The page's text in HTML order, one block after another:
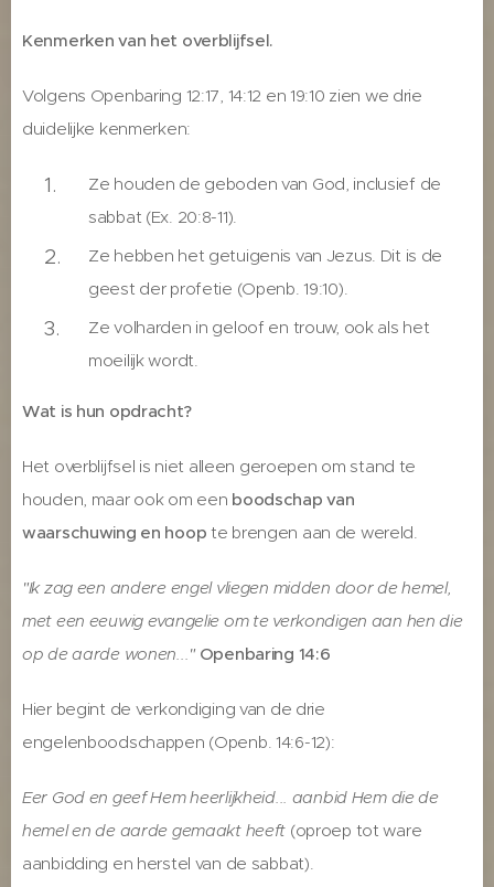
Kenmerken van het overblijfsel.
Volgens Openbaring 12:17, 14:12 en 19:10 zien we drie
duidelijke kenmerken:
Ze houden de geboden van God, inclusief de
sabbat (Ex. 20:8-11).
Ze hebben het getuigenis van Jezus. Dit is de
geest der profetie (Openb. 19:10).
Ze volharden in geloof en trouw, ook als het
moeilijk wordt.
Wat is hun opdracht?
Het overblijfsel is niet alleen geroepen om stand te
houden, maar ook om een boodschap van
waarschuwing en hoop te brengen aan de wereld.
"Ik zag een andere engel vliegen midden door de hemel,
met een eeuwig evangelie om te verkondigen aan hen die
op de aarde wonen..." Openbaring 14:6
Hier begint de verkondiging van de drie
engelenboodschappen (Openb. 14:6-12):
Eer God en geef Hem heerlijkheid... aanbid Hem die de
hemel en de aarde gemaakt heeft (oproep tot ware
aanbidding en herstel van de sabbat).